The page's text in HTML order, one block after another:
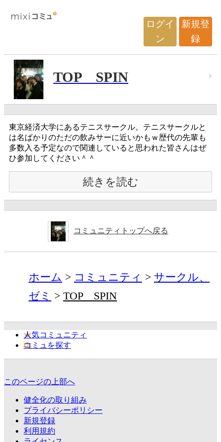
ログイ
ン
新規登
録
TOP SPIN
東京経済大学にあるテニスサークル。テニスサークルと
は名ばかりのただの飲みサーに近いかもｗ歴代の先輩も
多数入る予定なので関連していると思われた皆さんはぜ
ひ参加してください＾＾
続きを読む
コミュニティトップへ戻る
ホーム コミュニティ
サークル、
ゼミ
TOP SPIN
人気コミュニティ
コミュを探す
このページの上部へ
健全化の取り組み
プライバシーポリシー
新規登録
利用規約